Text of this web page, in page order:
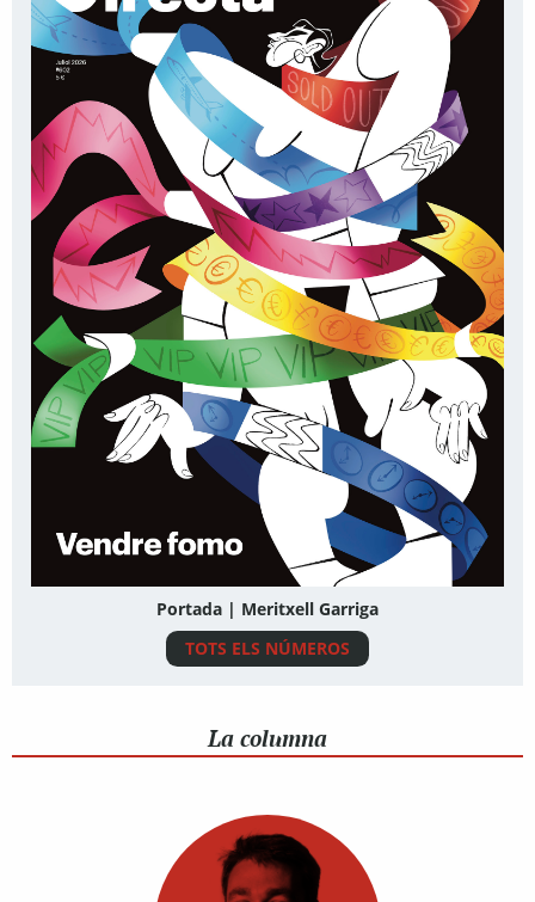
Portada | Meritxell Garriga
TOTS ELS NÚMEROS
La columna